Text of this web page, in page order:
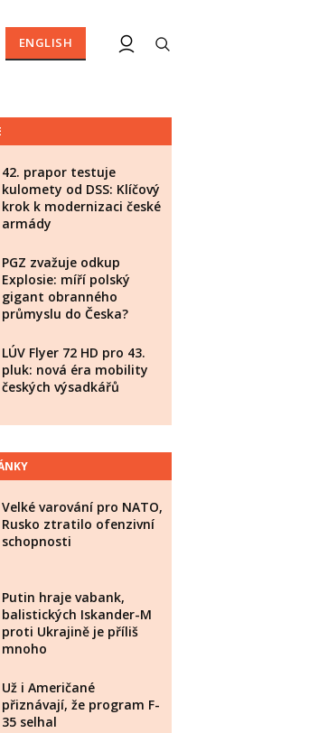
ENGLISH
42. prapor testuje
kulomety od DSS: Klíčový
krok k modernizaci české
armády
PGZ zvažuje odkup
Explosie: míří polský
gigant obranného
průmyslu do Česka?
LÚV Flyer 72 HD pro 43.
pluk: nová éra mobility
českých výsadkářů
Velké varování pro NATO,
Rusko ztratilo ofenzivní
schopnosti
Putin hraje vabank,
balistických Iskander-M
proti Ukrajině je příliš
mnoho
Už i Američané
přiznávají, že program F-
35 selhal